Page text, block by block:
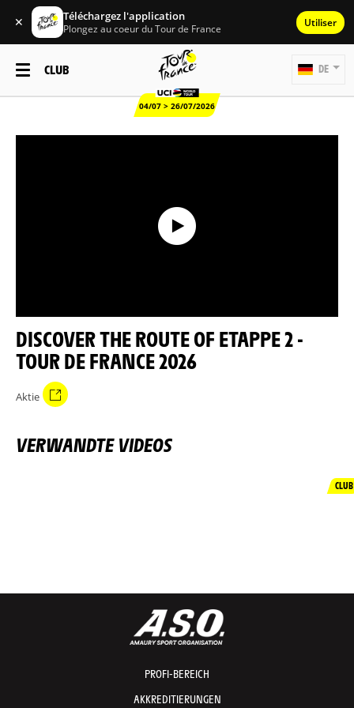
✕ Téléchargez l'application
Plongez au coeur du Tour de France Utiliser
CLUB
04/07 > 26/07/2026
DE
DISCOVER THE ROUTE OF ETAPPE 2 -
TOUR DE FRANCE 2026
Aktie
VERWANDTE VIDEOS
CLUB
PROFI-BEREICH
AKKREDITIERUNGEN